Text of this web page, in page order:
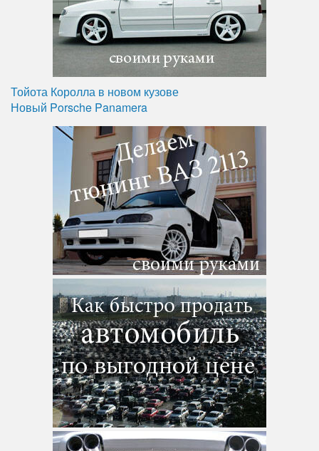
Тойота Королла в новом кузове
Новый Porsche Panamera